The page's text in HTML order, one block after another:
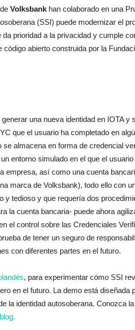
Volksbank han colaborado en una
(SSI) puede modernizar el
prioridad a la privacidad y cumple
abierto construida por la
una nueva identidad en IOTA y
que el usuario ha completado en
almacena en forma de credencial
entorno simulado en el que el
empresa, así como una cuenta
marca de Volksbank), todo ello con
y tedioso y que requería dos
la cuenta bancaria- puede ahora
el control sobre las Credenciales
de tener un seguro de
con diferentes partes en el futuro.
, para experimentar cómo SSI
en el futuro. La demo está diseñada
la identidad autosoberana. Conozca
blog.